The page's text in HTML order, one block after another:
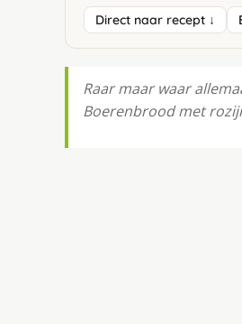
Direct naar recept ↓
Raar maar waar
Boerenbrood met